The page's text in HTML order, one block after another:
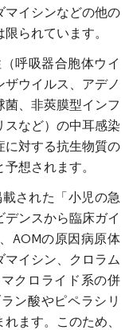
マイシンなどの他の
られています。
呼吸器合胞体ウイ
ウイルス、アデノ
菌、非莢膜型インフ
スなど）の中耳感染
に対する抗生物質の
想されます。
載された「小児の急
ンスから臨床ガイ
AOMの原因病原体
マイシン、クロラム
クロライド系の併
ン酸やピペラシリ
ます。このため、